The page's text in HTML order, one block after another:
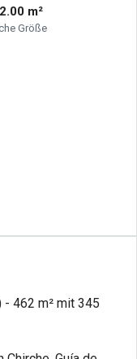
m²
Größe
- 462 m² mit 345